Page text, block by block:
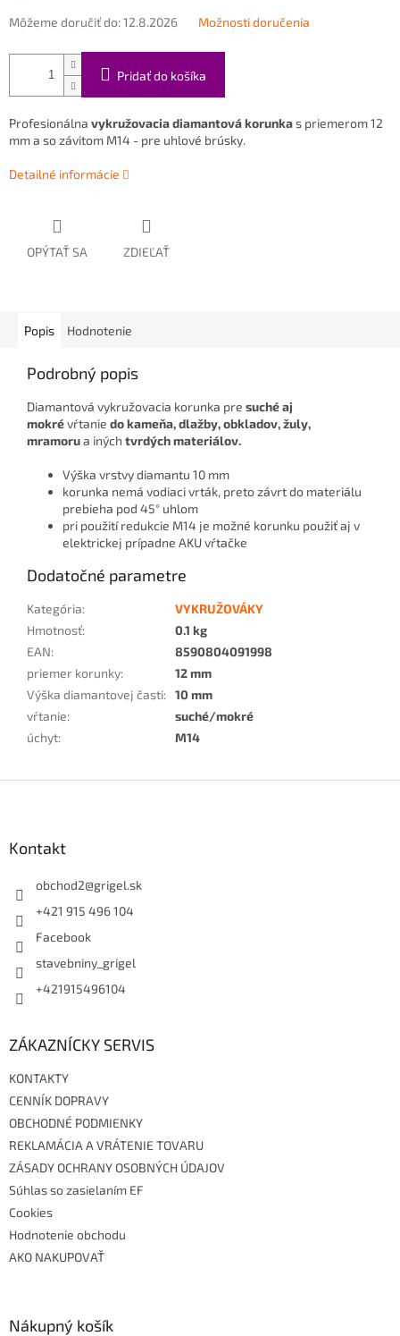
Môžeme doručiť do:12.8.2026 Možnosti doručenia
Pridať do košíka
Profesionálna vykružovacia diamantová korunkas priemerom 12
mm a so závitom M14 - pre uhlové brúsky.
Detailné informácie
OPÝTAŤ SA ZDIEĽAŤ
Popis Hodnotenie
Podrobný popis
Diamantová vykružovacia korunka pre suché aj
mokrévŕtanie do kameňa, dlažby, obkladov, žuly,
mramorua iných tvrdých materiálov.
Výška vrstvy diamantu 10 mm
korunka nemá vodiaci vrták, preto závrt do materiálu
prebieha pod 45° uhlom
pri použití redukcie M14 je možné korunku použiť aj v
elektrickej prípadne AKU vŕtačke
Dodatočné parametre
Kategória:
VYKRUŽOVÁKY
Hmotnosť:
0.1 kg
EAN:
8590804091998
priemer korunky:
12 mm
Výška diamantovej časti: 10 mm
vŕtanie:
suché/mokré
úchyt: M14
Kontakt
obchod2@grigel.sk
+421 915 496 104
Facebook
stavebniny_grigel
+421915496104
ZÁKAZNÍCKY SERVIS
KONTAKTY
CENNÍK DOPRAVY
OBCHODNÉ PODMIENKY
REKLAMÁCIA A VRÁTENIE TOVARU
ZÁSADY OCHRANY OSOBNÝCH ÚDAJOV
Súhlas so zasielaním EF
Cookies
Hodnotenie obchodu
AKO NAKUPOVAŤ
Nákupný košík